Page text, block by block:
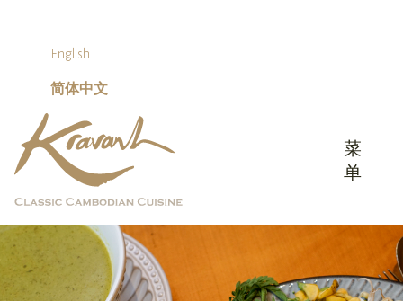
English
简体中文
菜
单